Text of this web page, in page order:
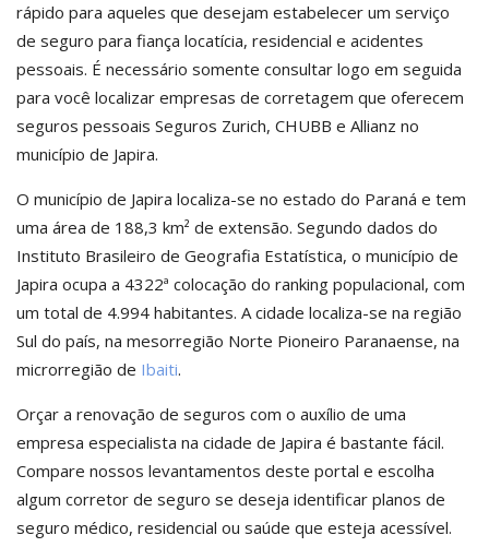
rápido para aqueles que desejam estabelecer um serviço
de seguro para fiança locatícia, residencial e acidentes
pessoais. É necessário somente consultar logo em seguida
para você localizar empresas de corretagem que oferecem
seguros pessoais Seguros Zurich, CHUBB e Allianz no
município de Japira.
O município de Japira localiza-se no estado do Paraná e tem
uma área de 188,3 km² de extensão. Segundo dados do
Instituto Brasileiro de Geografia Estatística, o município de
Japira ocupa a 4322ª colocação do ranking populacional, com
um total de 4.994 habitantes. A cidade localiza-se na região
Sul do país, na mesorregião Norte Pioneiro Paranaense, na
microrregião de Ibaiti.
Orçar a renovação de seguros com o auxílio de uma
empresa especialista na cidade de Japira é bastante fácil.
Compare nossos levantamentos deste portal e escolha
algum corretor de seguro se deseja identificar planos de
seguro médico, residencial ou saúde que esteja acessível.